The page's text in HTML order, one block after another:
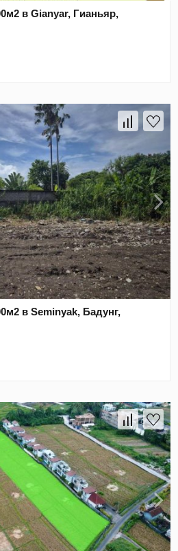
в Gianyar, Гианьяр,
в Seminyak, Бадунг,